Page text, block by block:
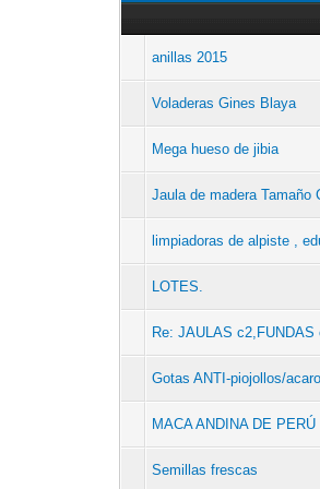
anillas 2015
Voladeras Gines Blaya
Mega hueso de jibia
Jaula de madera Tamaño
limpiadoras de alpiste ,
LOTES.
Re: JAULAS
Gotas ANTI-piojollos/
MACA ANDINA DE PERÚ
Semillas frescas